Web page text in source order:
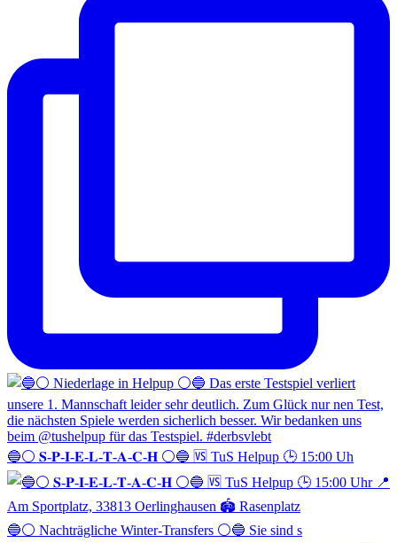
🔵⚪️ 𝐒-𝐏-𝐈-𝐄-𝐋-𝐓-𝐀-𝐂-𝐇 ⚪️🔵 🆚 TuS Helpup 🕒 15:00 Uh
🔵⚪️ Nachträgliche Winter-Transfers ⚪️🔵 Sie sind s